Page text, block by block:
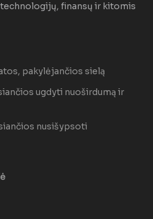
finansų ir kitomis
pakylėjančios sielą
ugdyti nuoširdumą ir
nusišypsoti